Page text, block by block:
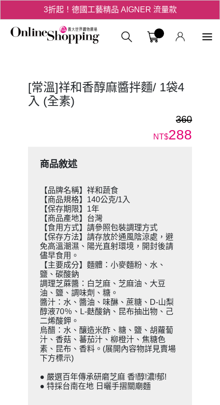
3折起！德國工藝精品 AIGNER 流量款
爸氣十足 - 父親節精選專區
用心愛你！七夕星選禮遇！
義大購物
[常溫]祥和香醇麻醬拌麵/ 1袋4
入 (全素)
360
NT$288
商品敘述
【品牌名稱】祥和蔬食
【商品規格】140公克/1入
【保存期限】1年
【商品產地】台灣
【食用方式】請參照包裝調理方式
【保存方法】請存放於通風陰涼處，避
免高溫潮濕、陽光直射環境，開封後請
儘早食用。
【主要成分】麵體：小麥麵粉、水、
鹽、碳酸鈉
調理芝蔴醬：白芝麻、芝麻油、大豆
油、鹽、調味劑、糖。
醬汁：水、醬油、味醂、蔗糖、D-山梨
醇液70％、L-麩酸鈉、昆布抽出物、己
二烯酸鉀。
烏醋：水、釀造米酢、糖、鹽、胡蘿蔔
汁、香菇、蕃茄汁、柳橙汁、焦糖色
素、昆布、香料。(展開內容物詳見賣場
下方標示)
● 嚴選百年傳承研磨芝麻 香!醇!濃!郁!
● 特採台南在地 日曬手摺關廟麵